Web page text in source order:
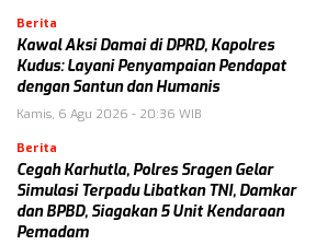
Berita
Kawal Aksi Damai di DPRD, Kapolres
Kudus: Layani Penyampaian Pendapat
dengan Santun dan Humanis
Kamis, 6 Agu 2026 - 20:36 WIB
Berita
Cegah Karhutla, Polres Sragen Gelar
Simulasi Terpadu Libatkan TNI, Damkar
dan BPBD, Siagakan 5 Unit Kendaraan
Pemadam